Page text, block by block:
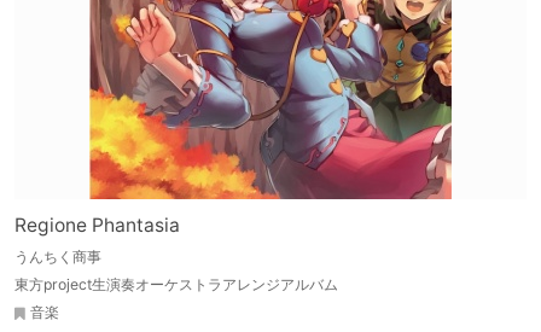
Regione Phantasia
うんちく商事
東方project生演奏オーケストラアレンジアルバム
音楽